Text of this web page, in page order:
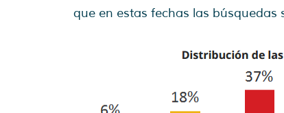
que en estas fechas las búsquedas